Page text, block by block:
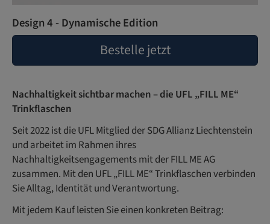
Design 4 - Dynamische Edition
Bestelle jetzt
Nachhaltigkeit sichtbar machen – die UFL „FILL ME“
Trinkflaschen
Seit 2022 ist die UFL Mitglied der SDG Allianz Liechtenstein
und arbeitet im Rahmen ihres
Nachhaltigkeitsengagements mit der FILL ME AG
zusammen. Mit den UFL „FILL ME“ Trinkflaschen verbinden
Sie Alltag, Identität und Verantwortung.
Mit jedem Kauf leisten Sie einen konkreten Beitrag: